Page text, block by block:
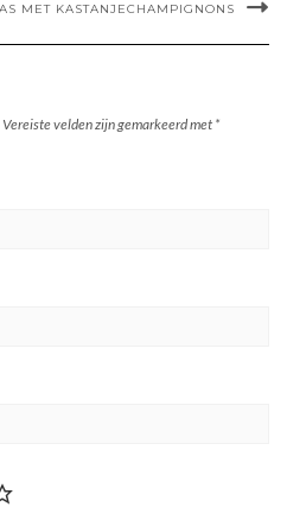
MET KASTANJECHAMPIGNONS
Vereiste velden zijn gemarkeerd met *